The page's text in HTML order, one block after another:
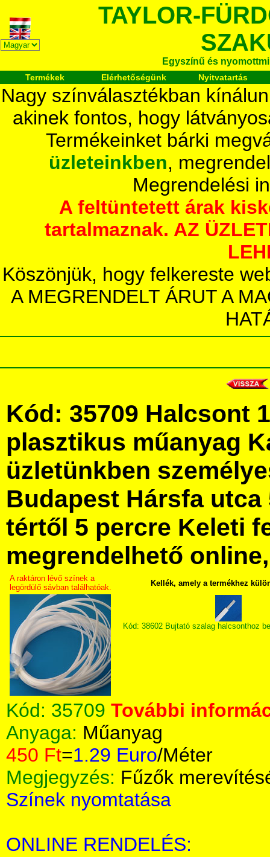
TAYLOR-
Egyszínű és
Termékek Elérhetőségünk Nyitvatartás
Nagy színválasztékban
akinek fontos, hogy
Termékeinket bárki
üzleteinkben,
Megrendelési
A feltüntetett árak
tartalmaznak. AZ
Köszönjük, hogy felkereste
A MEGRENDELT ÁRUT A
Kód: 35709 Halcsont
plasztikus műanyag
üzletünkben
Budapest Hársfa utca
tértől 5 percre Keleti
megrendelhető
A raktáron lévő színek a
legördülő sávban találhatóak.
Kellék, amely a termékhez
Kód: 38602 Bujtató szalag halcsonthoz
Kód: 35709 További
Anyaga: Műanyag
450 Ft=1.29 Euro/Méter
Megjegyzés: Fűzők
Színek nyomtatása
ONLINE RENDELÉS: